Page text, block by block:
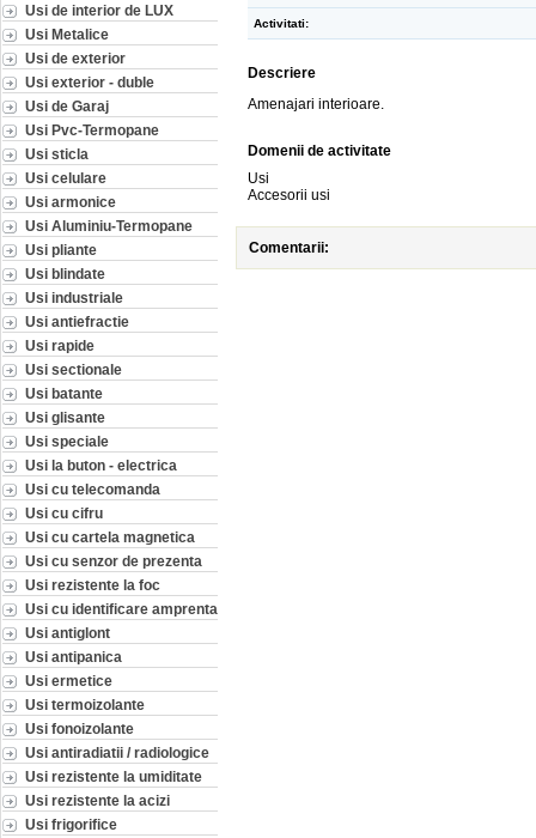
Usi de interior de LUX
Usi Metalice
Usi de exterior
Usi exterior - duble
Usi de Garaj
Usi Pvc-Termopane
Usi sticla
Usi celulare
Usi armonice
Usi Aluminiu-Termopane
Usi pliante
Usi blindate
Usi industriale
Usi antiefractie
Usi rapide
Usi sectionale
Usi batante
Usi glisante
Usi speciale
Usi la buton - electrica
Usi cu telecomanda
Usi cu cifru
Usi cu cartela magnetica
Usi cu senzor de prezenta
Usi rezistente la foc
Usi cu identificare amprenta
Usi antiglont
Usi antipanica
Usi ermetice
Usi termoizolante
Usi fonoizolante
Usi antiradiatii / radiologice
Usi rezistente la umiditate
Usi rezistente la acizi
Usi frigorifice
Activitati:
Descriere
Amenajari interioare.
Domenii de activitate
Usi
Accesorii usi
Comentarii: